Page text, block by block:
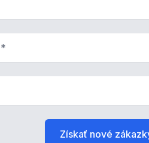
Získať nové